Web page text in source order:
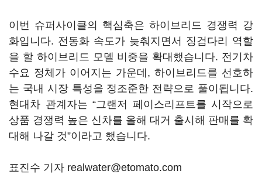
이번 슈퍼사이클의 핵심축은 하이브리드 경쟁력 강
화입니다. 전동화 속도가 늦춰지면서 징검다리 역할
을 할 하이브리드 모델 비중을 확대했습니다. 전기차
수요 정체가 이어지는 가운데, 하이브리드를 선호하
는 국내 시장 특성을 정조준한 전략으로 풀이됩니다.
현대차 관계자는 “그랜저 페이스리프트를 시작으로
상품 경쟁력 높은 신차를 올해 대거 출시해 판매를 확
대해 나갈 것”이라고 했습니다.
표진수 기자 realwater@etomato.com